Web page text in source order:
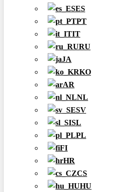
ES
PT
IT
RU
JA
KO
AR
NL
SV
SL
PL
FI
HR
CS
HU